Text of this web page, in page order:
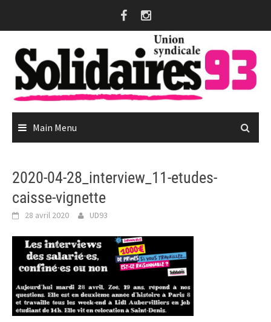
Main Menu
2020-04-28_interview_11-etudes-
caisse-vignette
28 avril 2020 UD93